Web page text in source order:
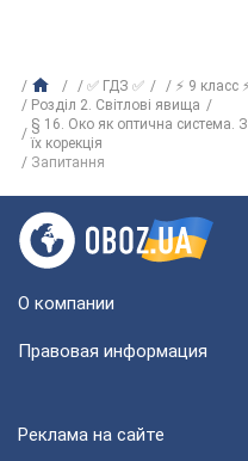
✅ ГДЗ ✅ ⚡ 9 класс
Розділ 2. Світлові явища
§ 16. Око як оптична система.
їх корекція
Запитання
О компании
Правовая информация
Реклама на сайте